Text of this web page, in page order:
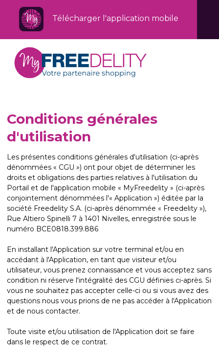
Télécharger l'application mobile
Conditions générales
d'utilisation
Les présentes conditions générales d'utilisation (ci-après
dénommées « CGU ») ont pour objet de déterminer les
droits et obligations des parties relatives à l'utilisation du
Portail et de l'application mobile « MyFreedelity » (ci-après
conjointement dénommées l'« Application ») éditée par la
société Freedelity S.A. (ci-après dénommée « Freedelity »),
Rue Altiero Spinelli 7 à 1401 Nivelles, enregistrée sous le
numéro BCE0818.399.886
En installant l'Application sur votre terminal et/ou en
accédant à l'Application, en tant que visiteur et/ou
utilisateur, vous prenez connaissance et vous acceptez sans
condition ni réserve l'intégralité des CGU définies ci-après. Si
vous ne souhaitez pas accepter celle-ci ou si vous avez des
questions nous vous prions de ne pas accéder à l'Application
et de nous contacter.
Toute visite et/ou utilisation de l'Application doit se faire
dans le respect de ce contrat.